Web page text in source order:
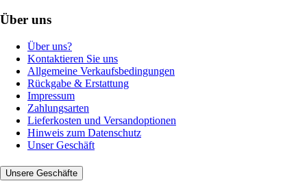
Über uns
Über uns?
Kontaktieren Sie uns
Allgemeine Verkaufsbedingungen
Rückgabe & Erstattung
Impressum
Zahlungsarten
Lieferkosten und Versandoptionen
Hinweis zum Datenschutz
Unser Geschäft
Unsere Geschäfte